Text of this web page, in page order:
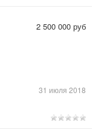
31 июля 2018
2 500 000 руб